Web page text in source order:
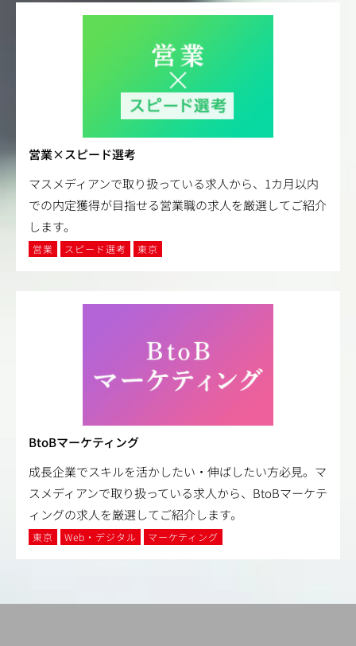
営業×スピード選考
マスメディアンで取り扱っている求人から、1カ月以内
での内定獲得が目指せる営業職の求人を厳選してご紹介
します。
営業 スピード選考 東京
BtoBマーケティング
成長企業でスキルを活かしたい・伸ばしたい方必見。マ
スメディアンで取り扱っている求人から、BtoBマーケテ
ィングの求人を厳選してご紹介します。
東京 Web・デジタル マーケティング